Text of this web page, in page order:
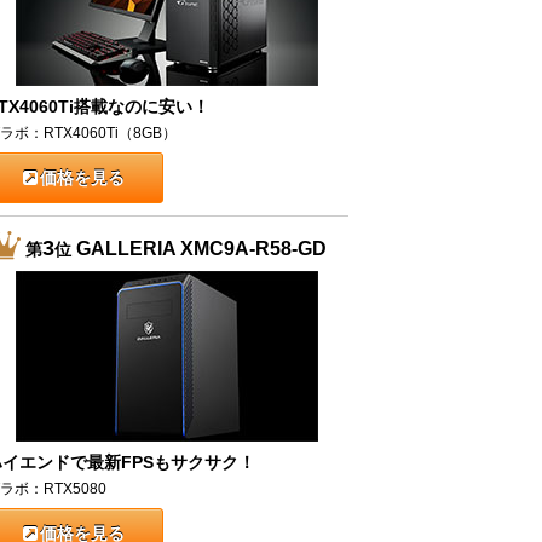
搭載なのに安い！
ボ：RTX4060Ti（8GB）
価格を見る
第3位GALLERIA XMC9A-R58-GD
エンドで最新FPSもサクサク！
ボ：RTX5080
価格を見る